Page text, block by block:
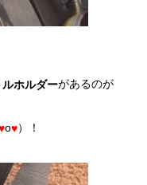
ホルダーがあるのが
o♥）！